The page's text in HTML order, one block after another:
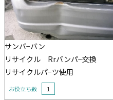
サンバ−バン
リサイクル Rrバンパ−交換
リサイクルパ−ツ使用
お役立ち数 1